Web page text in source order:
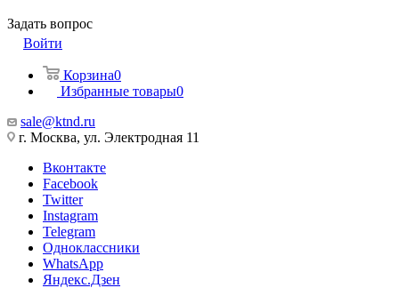
Задать вопрос
Войти
Корзина0
Избранные товары0
sale@ktnd.ru
г. Москва, ул. Электродная 11
Вконтакте
Facebook
Twitter
Instagram
Telegram
Одноклассники
WhatsApp
Яндекс.Дзен